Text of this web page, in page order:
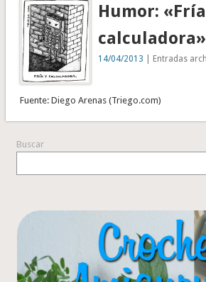
Humor:
calculadora»
14/04/2013 | Entradas
Fuente: Diego Arenas (Triego.com)
Buscar